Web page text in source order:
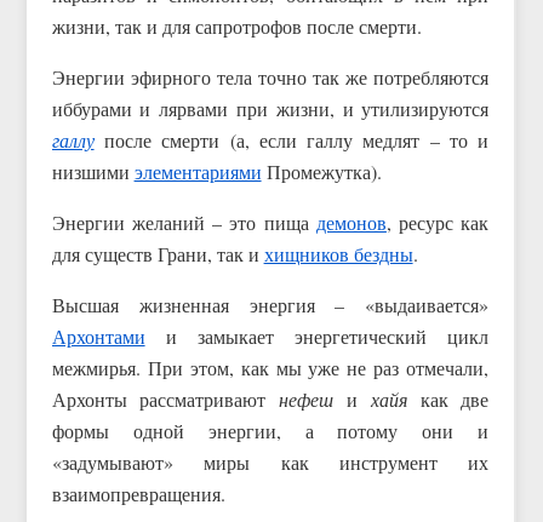
жизни, так и для сапротрофов после смерти.
Энергии эфирного тела точно так же потребляются
иббурами и лярвами при жизни, и утилизируются
галлупосле смерти (а, если галлу медлят – то и
низшими элементариями Промежутка).
Энергии желаний – это пища демонов, ресурс как
для существ Грани, так и хищников бездны.
Высшая жизненная энергия – «выдаивается»
Архонтами и замыкает энергетический цикл
межмирья. При этом, как мы уже не раз отмечали,
Архонты рассматриваютнефеш и хайякак две
формы одной энергии, а потому они и
«задумывают» миры как инструмент их
взаимопревращения.